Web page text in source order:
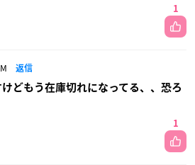
1
返信
どもう在庫切れになってる、、恐ろ
1